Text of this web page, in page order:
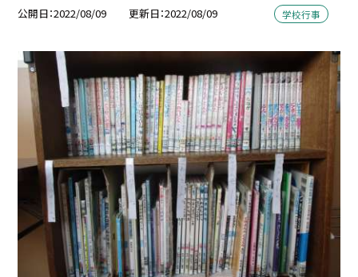
公開日 2022/08/09 更新日 2022/08/09 学校行事